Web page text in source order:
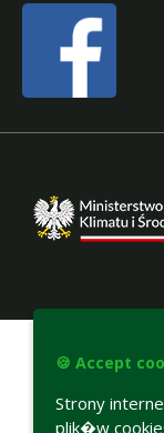
🍪 Accept
Strony
plik�w